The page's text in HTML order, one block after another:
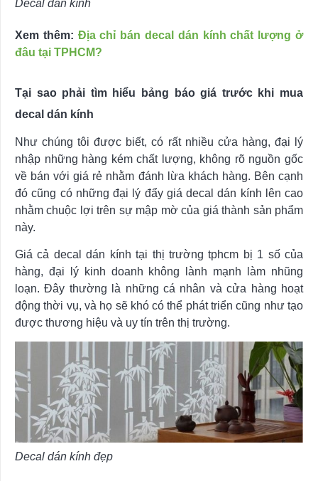
Decal dán kính
Xem thêm: Địa chỉ bán decal dán kính chất lượng ở
đâu tại TPHCM?
Tại sao phải tìm hiểu bảng báo giá trước khi mua
decal dán kính
Như chúng tôi được biết, có rất nhiều cửa hàng, đại lý
nhập những hàng kém chất lượng, không rõ nguồn gốc
về bán với giá rẻ nhằm đánh lừa khách hàng. Bên cạnh
đó cũng có những đại lý đẩy giá decal dán kính lên cao
nhằm chuộc lợi trên sự mập mờ của giá thành sản phẩm
này.
Giá cả decal dán kính tại thị trường tphcm bị 1 số của
hàng, đại lý kinh doanh không lành mạnh làm nhũng
loạn. Đây thường là những cá nhân và cửa hàng hoạt
động thời vụ, và họ sẽ khó có thể phát triển cũng như tạo
được thương hiệu và uy tín trên thị trường.
Decal dán kính đẹp